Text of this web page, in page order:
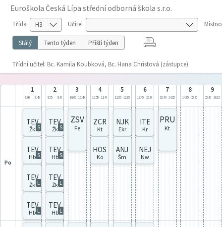
Euroškola Česká Lípa střední odborná škola s.r.o.
Třída Učitel
Stálý Tento týden Příští týden
Třídní učitel: Bc. Kamila Koubková, Bc. Hana Christová (zástupce)
1
8:00 8:45
2
8:55 9:40
3
10:00 10:45
4
10:55 11:40
5
11:50 12:35
6
12:45 13:30
7
13:40 14:25
8
14:35 15:20
9
15:30 16:15
po
TEV
S
Žk
TEV
S
Hb
TEV
L
Žk
TEV
L
Hb
TEV
S
Žk
TEV
S
Hb
TEV
L
Žk
TEV
L
Hb
ZSV
Fe
ZCR
Kt
HOS
Ko
NJK
Ekr
ANJ
Šm
ITE
Kr
NEJ
Nw
PRU
Kt